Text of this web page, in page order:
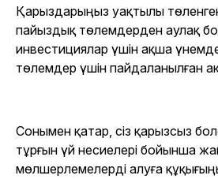
Қарыздарыңыз уақтылы
пайыздық төлемдерден аулақ
инвестициялар үшін ақша
төлемдер үшін пайдаланылған
Сонымен қатар, сіз қарызсыз
тұрғын үй несиелері бойынша
мөлшерлемелерді алуға